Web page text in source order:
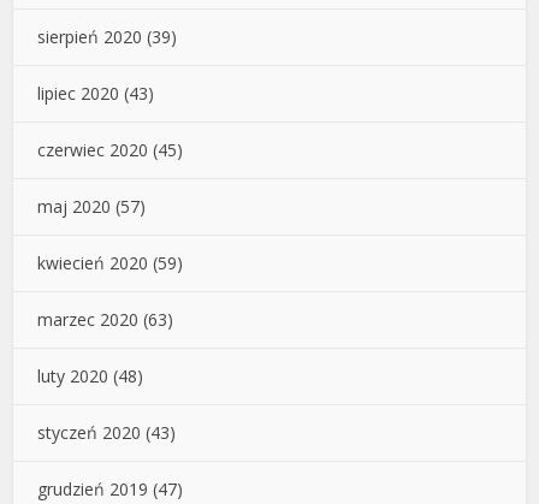
sierpień 2020 (39)
lipiec 2020 (43)
czerwiec 2020 (45)
maj 2020 (57)
kwiecień 2020 (59)
marzec 2020 (63)
luty 2020 (48)
styczeń 2020 (43)
grudzień 2019 (47)